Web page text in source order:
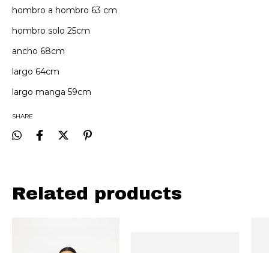
hombro a hombro 63 cm
hombro solo 25cm
ancho 68cm
largo 64cm
largo manga 59cm
SHARE
Related products